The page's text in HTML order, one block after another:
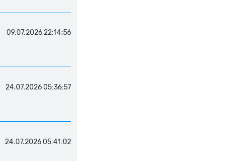
09.07.2026 22:14:56
24.07.2026 05:36:57
24.07.2026 05:41:02